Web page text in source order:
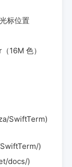
标位置
16M 色）
SwiftTerm)
)
docs/)